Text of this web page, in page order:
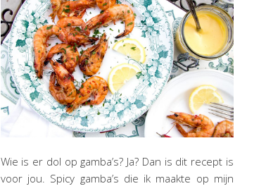
Wie is er dol op gamba’s? Ja? Dan is dit recept is
voor jou. Spicy gamba’s die ik maakte op mijn